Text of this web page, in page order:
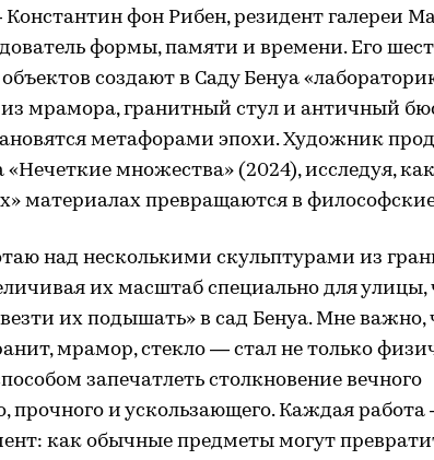
фон Рибен, резидент галереи
формы, памяти и времени. Его
создают в Саду Бенуа
из мрамора, гранитный стул и античный
метафорами эпохи. Художник
«Нечеткие множества» (2024), исследуя,
материалах превращаются в
над несколькими скульптурами из
их масштаб специально для улицы,
их подышать» в сад Бенуа. Мне важно,
мрамор, стекло — стал не только
запечатлеть столкновение вечного
прочного и ускользающего. Каждая работа
как обычные предметы могут